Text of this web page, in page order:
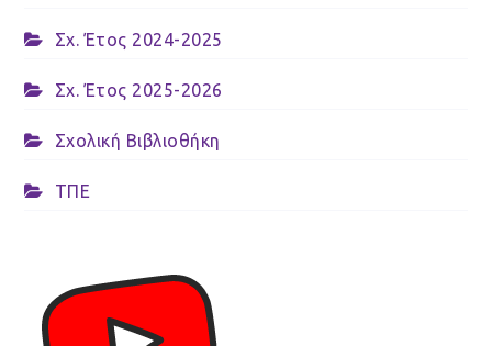
Σχ. Έτος 2024-2025
Σχ. Έτος 2025-2026
Σχολική Βιβλιοθήκη
ΤΠΕ